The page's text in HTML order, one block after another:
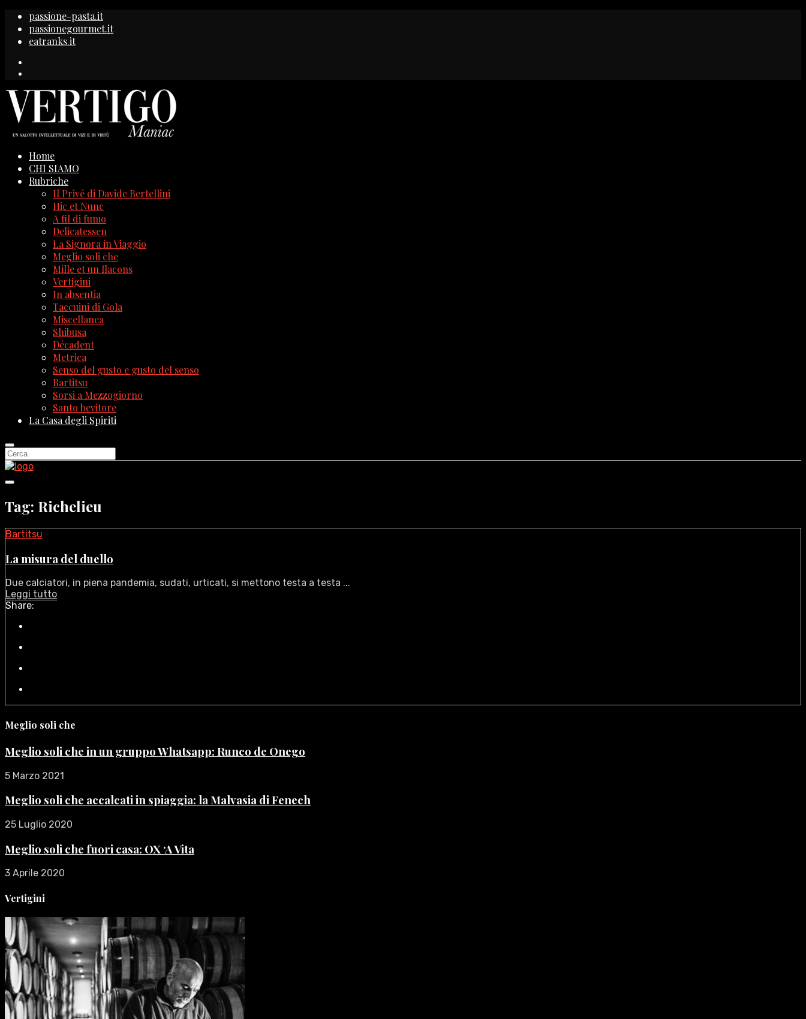
passione-pasta.it
passionegourmet.it
eatranks.it
Home
CHI SIAMO
Rubriche
Il Privé di Davide Bertellini
Hic et Nunc
A fil di fumo
Delicatessen
La Signora in Viaggio
Meglio soli che
Mille et un flacons
Vertigini
In absentia
Taccuini di Gola
Miscellanea
Shibusa
Décadent
Metrica
Senso del gusto e gusto del senso
Bartitsu
Sorsi a Mezzogiorno
Santo bevitore
La Casa degli Spiriti
Tag: Richelieu
Bartitsu
La misura del duello
Due calciatori, in piena pandemia, sudati, urticati, si mettono testa a testa ...
Leggi tutto
Share:
Meglio soli che
Meglio soli che in un gruppo Whatsapp: Runco de Onego
5 Marzo 2021
Meglio soli che accalcati in spiaggia: la Malvasia di Fenech
25 Luglio 2020
Meglio soli che fuori casa: OX ‘A Vita
3 Aprile 2020
Vertigini